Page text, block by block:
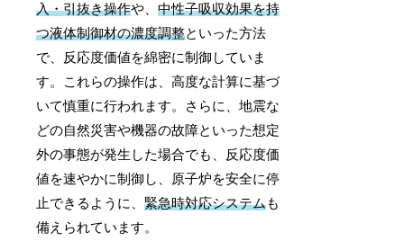
入・引抜き操作や、中性子吸収効果を持
つ液体制御材の濃度調整といった方法
で、反応度価値を綿密に制御していま
す。これらの操作は、高度な計算に基づ
いて慎重に行われます。さらに、地震な
どの自然災害や機器の故障といった想定
外の事態が発生した場合でも、反応度価
値を速やかに制御し、原子炉を安全に停
止できるように、緊急時対応システムも
備えられています。